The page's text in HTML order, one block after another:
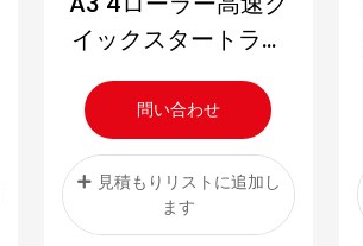
イックスタートラミ
ネーター（アクティ
ブジャムプロテクシ
ョン搭載）DL808D
問い合わせ
見積もりリストに追加し
ます